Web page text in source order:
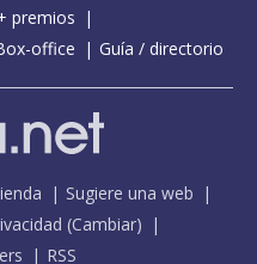
premios
office Guía / directorio
Sugiere una web
(Cambiar)
RSS